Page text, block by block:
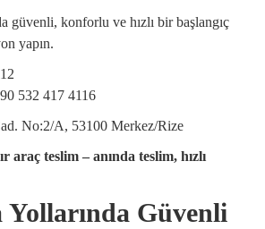
güvenli, konforlu ve hızlı bir başlangıç
yapın.
532 417 4116
No:2/A, 53100 Merkez/Rize
araç teslim – anında teslim, hızlı
Yollarında Güvenli